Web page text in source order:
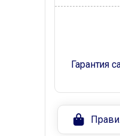
Гарантия